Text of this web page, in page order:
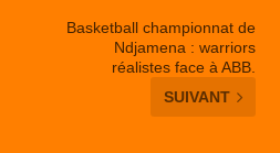
Basketball championnat de
Ndjamena : warriors
réalistes face à ABB.
SUIVANT